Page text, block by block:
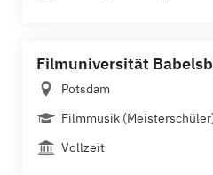
Filmuniversität
Potsdam
Filmmusik
Vollzeit